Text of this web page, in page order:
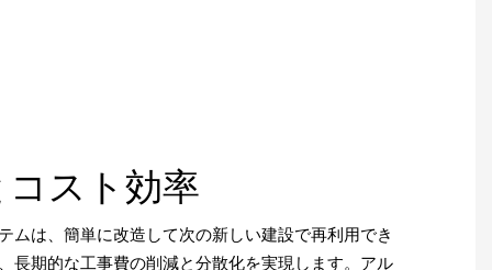
スト効率
ムは、簡単に改造して次の新しい建設で再利用でき
長期的な工事費の削減と分散化を実現します。アル